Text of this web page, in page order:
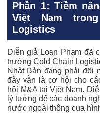
Phần 1: Tiềm
Việt Nam
Logistics
Diễn giả Loan Phạm đã
trường Cold Chain
Nhật Bản đang phải đối
đây vẫn là cơ hội cho
hội M&A tại Việt Nam.
lý tưởng để các doanh
nước ngoài thông qua